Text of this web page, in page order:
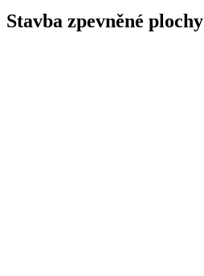
Stavba zpevněné plochy